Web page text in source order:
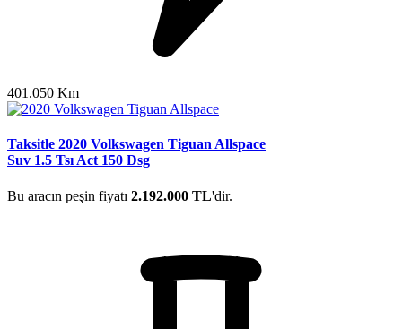
401.050 Km
Taksitle 2020 Volkswagen Tiguan Allspace
Suv 1.5 Tsı Act 150 Dsg
Bu aracın peşin fiyatı 2.192.000 TL'dir.